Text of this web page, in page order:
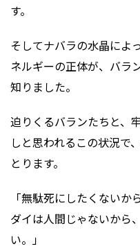
す。
そしてナバラの水晶によ
ネルギーの正体が、バラ
知りました。
迫りくるバランたちと、
しと思われるこの状況で
とります。
「無駄死にしたくないか
ダイは人間じゃないから
い。」